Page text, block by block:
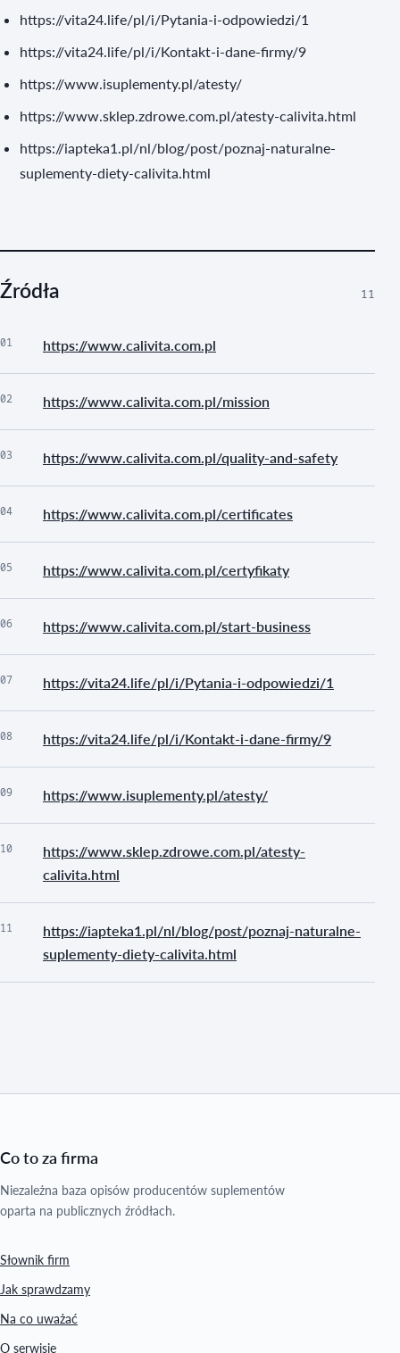
https://vita24.life/pl/i/Pytania-i-odpowiedzi/1
https://vita24.life/pl/i/Kontakt-i-dane-firmy/9
https://www.isuplementy.pl/atesty/
https://www.sklep.zdrowe.com.pl/atesty-calivita.html
https://iapteka1.pl/nl/blog/post/poznaj-naturalne-
suplementy-diety-calivita.html
Źródła 11
01 https://www.calivita.com.pl
02 https://www.calivita.com.pl/mission
03 https://www.calivita.com.pl/quality-and-safety
04 https://www.calivita.com.pl/certificates
05 https://www.calivita.com.pl/certyfikaty
06 https://www.calivita.com.pl/start-business
07 https://vita24.life/pl/i/Pytania-i-odpowiedzi/1
08 https://vita24.life/pl/i/Kontakt-i-dane-firmy/9
09 https://www.isuplementy.pl/atesty/
10
https://www.sklep.zdrowe.com.pl/atesty-
calivita.html
11
https://iapteka1.pl/nl/blog/post/poznaj-naturalne-
suplementy-diety-calivita.html
Co to za firma
Niezależna baza opisów producentów suplementów
oparta na publicznych źródłach.
Słownik firm
Jak sprawdzamy
Na co uważać
O serwisie